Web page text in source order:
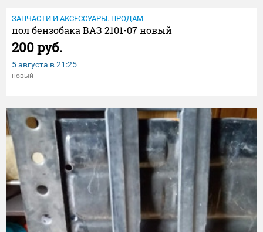
ЗАПЧАСТИ И АКСЕССУАРЫ. ПРОДАМ
пол бензобака ВАЗ 2101-07 новый
200 руб.
5 августа в21:25
новый